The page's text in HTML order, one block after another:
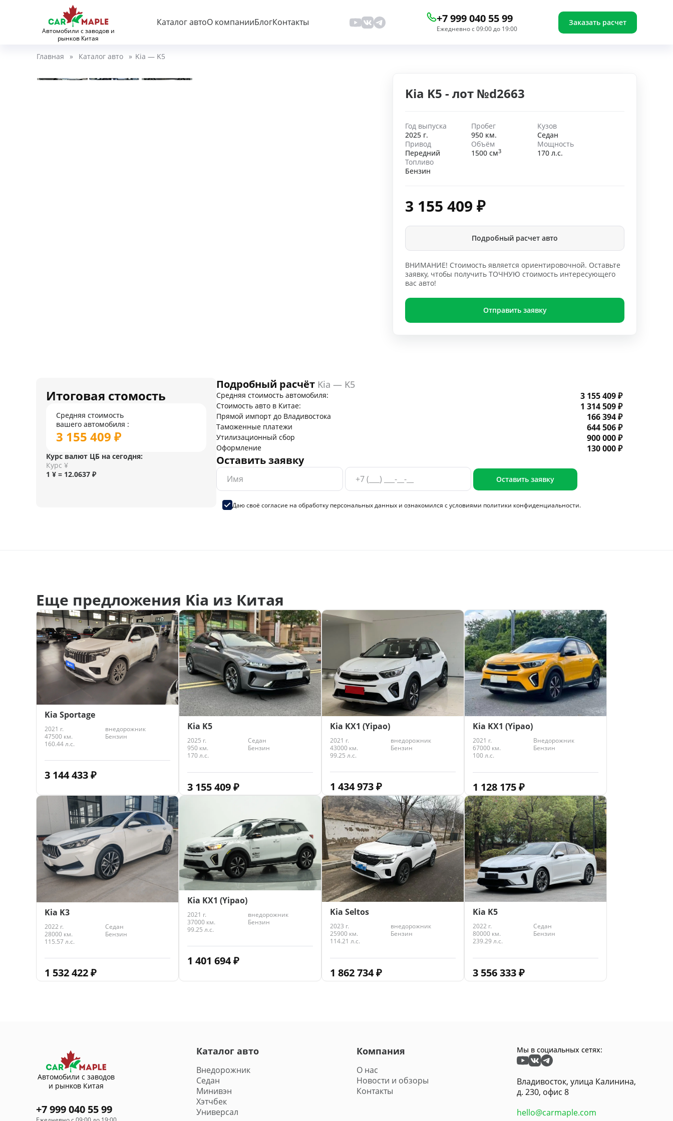
Автомобили с заводов и
рынков Китая
Каталог автоО компанииБлогКонтакты +7 999 040 55 99
Ежедневно с 09:00 до 19:00
Заказать расчет
Главная » Каталог авто » Kia — K5
Kia K5 - лот №d2663
Год выпуска
2025 г.
Пробег
950 км.
Кузов
Седан
Привод
Передний
Объём
1500 см3
Мощность
170 л.с.
Топливо
Бензин
3 155 409 ₽
Подробный расчет авто
ВНИМАНИЕ! Стоимость является ориентировочной. Оставьте
заявку, чтобы получить ТОЧНУЮ стоимость интересующего
вас авто!
Отправить заявку
Итоговая стомость
Средняя стоимость
вашего автомобиля :
3 155 409 ₽
Курс валют ЦБ на сегодня:
Курс ¥
1 ¥ = 12.0637 ₽
Подробный расчёт Kia — K5
Средняя стоимость автомобиля: 3 155 409 ₽
Стоимость авто в Китае: 1 314 509 ₽
Прямой импорт до Владивостока 166 394 ₽
Таможенные платежи 644 506 ₽
Утилизационный сбор 900 000 ₽
Оформление 130 000 ₽
Оставить заявку
Оставить заявку
Даю своё согласие на обработку персональных данных и ознакомился с условиями политики конфиденциальности.
Еще предложения Kia из Китая
Kia Sportage
2021 г.
внедорожник
47500 км.
Бензин
160.44 л.с.
3 144 433₽
Kia K5
2025 г.
Седан
950 км.
Бензин
170 л.с.
3 155 409₽
Kia KX1 (Yipao)
2021 г.
внедорожник
43000 км.
Бензин
99.25 л.с.
1 434 973₽
Kia KX1 (Yipao)
2021 г.
Внедорожник
67000 км.
Бензин
100 л.с.
1 128 175₽
Kia K3
2022 г.
Седан
28000 км.
Бензин
115.57 л.с.
1 532 422₽
Kia KX1 (Yipao)
2021 г.
внедорожник
37000 км.
Бензин
99.25 л.с.
1 401 694₽
Kia Seltos
2023 г.
внедорожник
25900 км.
Бензин
114.21 л.с.
1 862 734₽
Kia K5
2022 г.
Седан
80000 км.
Бензин
239.29 л.с.
3 556 333₽
Автомобили с заводов
и рынков Китая
+7 999 040 55 99
Каталог авто
Внедорожник
Седан
Минивэн
Хэтчбек
Универсал
Компания
О нас
Новости и обзоры
Контакты
Мы в социальных сетях:
Владивосток, улица Калинина,
д. 230, офис 8
hello@carmaple.com